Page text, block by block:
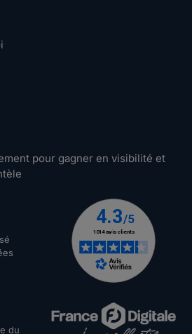
pour gagner en visibilité et
du